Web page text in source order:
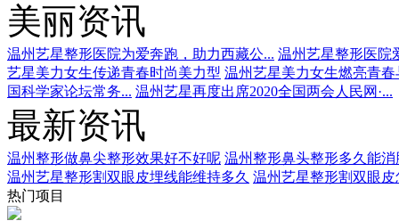
美丽资讯
温州艺星整形医院为爱奔跑，助力西藏公... 温州艺星整形医院
艺星美力女生传递青春时尚美力型 温州艺星美力女生燃亮青春
国科学家论坛常务... 温州艺星再度出席2020全国两会人民网·...
最新资讯
温州整形做鼻尖整形效果好不好呢 温州整形鼻头整形多久能消
温州艺星整形割双眼皮埋线能维持多久 温州艺星整形割双眼皮
热门项目